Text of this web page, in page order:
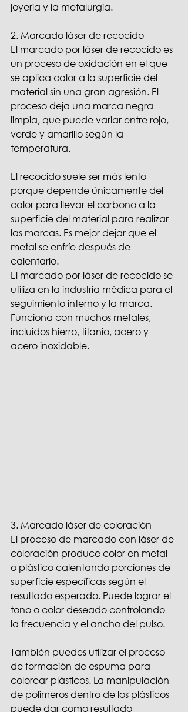
joyería y la metalurgia.
2. Marcado láser de recocido
El marcado por láser de recocido es
un proceso de oxidación en el que
se aplica calor a la superficie del
material sin una gran agresión. El
proceso deja una marca negra
limpia, que puede variar entre rojo,
verde y amarillo según la
temperatura.
El recocido suele ser más lento
porque depende únicamente del
calor para llevar el carbono a la
superficie del material para realizar
las marcas. Es mejor dejar que el
metal se enfríe después de
calentarlo.
El marcado por láser de recocido se
utiliza en la industria médica para el
seguimiento interno y la marca.
Funciona con muchos metales,
incluidos hierro, titanio, acero y
acero inoxidable.
3. Marcado láser de coloración
El proceso de marcado con láser de
coloración produce color en metal
o plástico calentando porciones de
superficie específicas según el
resultado esperado. Puede lograr el
tono o color deseado controlando
la frecuencia y el ancho del pulso.
También puedes utilizar el proceso
de formación de espuma para
colorear plásticos. La manipulación
de polímeros dentro de los plásticos
puede dar como resultado